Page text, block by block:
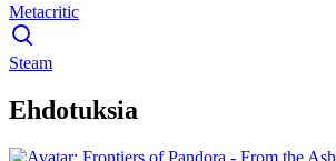
Metacritic
Steam
Ehdotuksia